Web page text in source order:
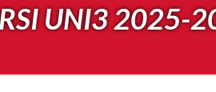
UNI3 2025-